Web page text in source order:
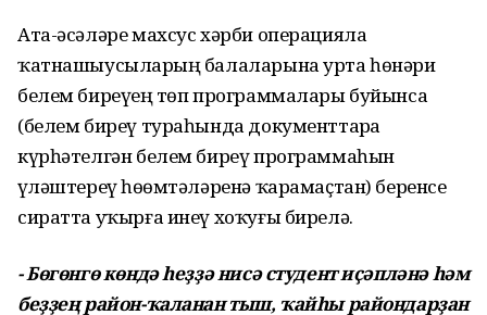
Ата-әсәләре махсус хәрби операцияла
ҡатнашыусыларҙың балаларына урта һөнәри
белем биреүҙең төп программалары буйынса
(белем биреү тураһында документтарҙа
күрһәтелгән белем биреү программаһын
үҙләштереү һөҙөмтәләренә ҡарамаҫтан) беренсе
сиратта уҡырға инеү хоҡуғы бирелә.
- Бөгөнгө көндә һеҙҙә нисә студент иҫәпләнә һәм
беҙҙең район-ҡаланан тыш, ҡайһы райондарҙан